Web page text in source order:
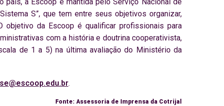
S”, que tem entre seus objetivos organizar,
objetivo da Escoop é qualificar profissionais para
com a história e doutrina cooperativista,
de 1 a 5) na última avaliação do Ministério da
.
Fonte: Assessoria de Imprensa da Cotrijal